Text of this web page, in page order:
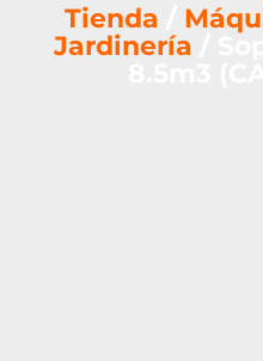
Tienda
Jardinería